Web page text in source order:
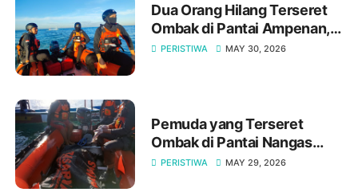
Dua Orang Hilang Terseret
Ombak di Pantai Ampenan,
Pencarian Masih
PERISTIWA MAY 30, 2026
Pemuda yang Terseret
Ombak di Pantai Nangas
Lakey Ditemukan Meninggal
PERISTIWA MAY 29, 2026